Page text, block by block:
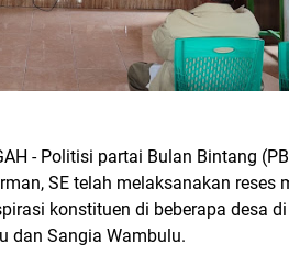
- Politisi partai Bulan Bintang
SE telah melaksanakan reses
konstituen di beberapa desa di
dan Sangia Wambulu.